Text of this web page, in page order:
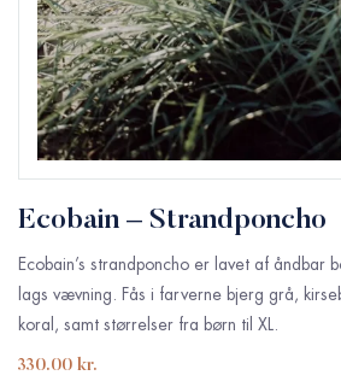
Ecobain – Strandponcho
Ecobain’s strandponcho er lavet af åndbar
lags vævning. Fås i farverne bjerg grå,
koral, samt størrelser fra børn til XL.
330.00 kr.